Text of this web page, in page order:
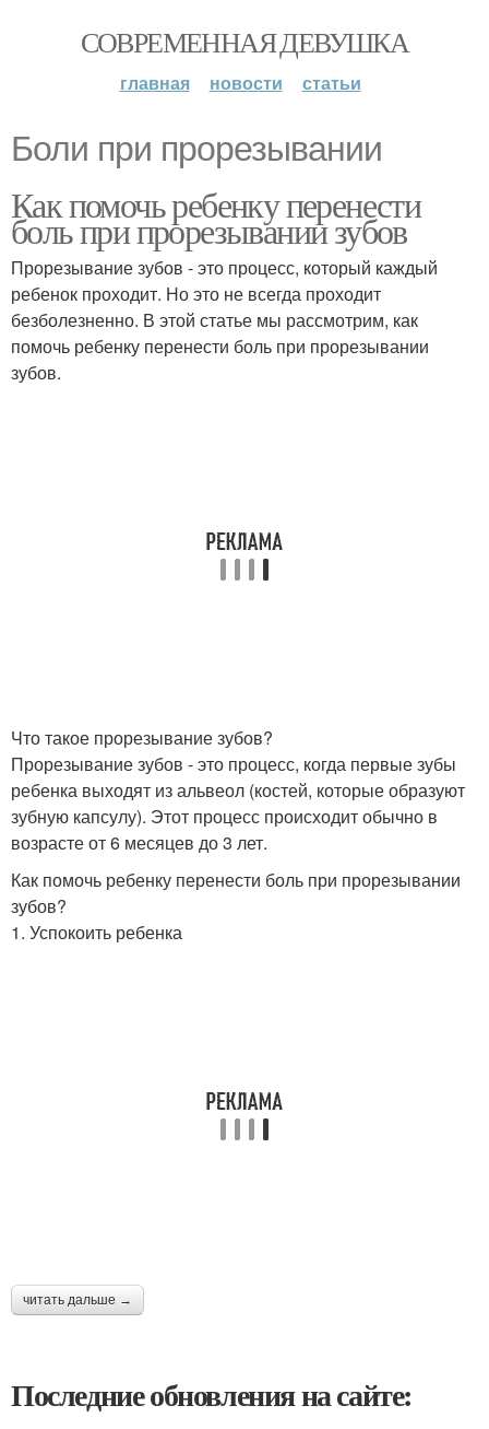
СОВРЕМЕННАЯ ДЕВУШКА
главная новости статьи
Боли при прорезывании
Как помочь ребенку перенести
боль при прорезывании зубов
Прорезывание зубов - это процесс, который каждый
ребенок проходит. Но это не всегда проходит
безболезненно. В этой статье мы рассмотрим, как
помочь ребенку перенести боль при прорезывании
зубов.
Что такое прорезывание зубов?
Прорезывание зубов - это процесс, когда первые зубы
ребенка выходят из альвеол (костей, которые образуют
зубную капсулу). Этот процесс происходит обычно в
возрасте от 6 месяцев до 3 лет.
Как помочь ребенку перенести боль при прорезывании
зубов?
1. Успокоить ребенка
читать дальше →
Последние обновления на сайте: